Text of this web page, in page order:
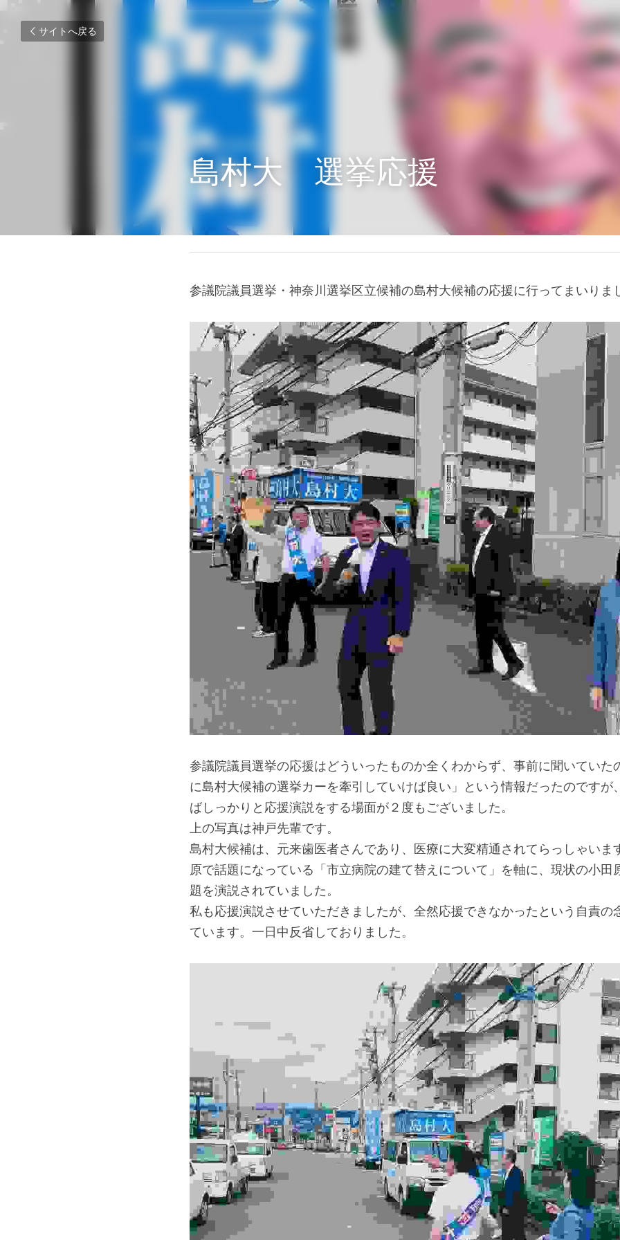
サイトへ戻る
島村大　選挙応援
参議院議員選挙・神奈川選挙区立候補の島村大候補の応援に行ってまいりま
参議院議員選挙の応援はどういったものか全くわからず、事前に聞いていた
に島村大候補の選挙カーを牽引していけば良い」という情報だったのですが
ばしっかりと応援演説をする場面が２度もございました。
上の写真は神戸先輩です。
島村大候補は、元来歯医者さんであり、医療に大変精通されてらっしゃいま
原で話題になっている「市立病院の建て替えについて」を軸に、現状の小田
題を演説されていました。
私も応援演説させていただきましたが、全然応援できなかったという自責の
ています。一日中反省しておりました。